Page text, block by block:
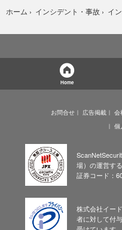
ホーム › インシデント・事故 › イ
Home
お問合せ 広告掲載 会
個
場）の運営す
証券コード：
株式会社イー
者に対して付